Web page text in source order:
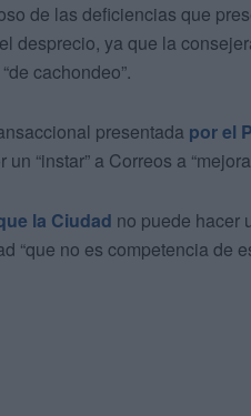
de las deficiencias que
desprecio, ya que la
“de cachondeo”.
presentada por el
“instar” a Correos a
la Ciudad no puede hacer
“que no es competencia de